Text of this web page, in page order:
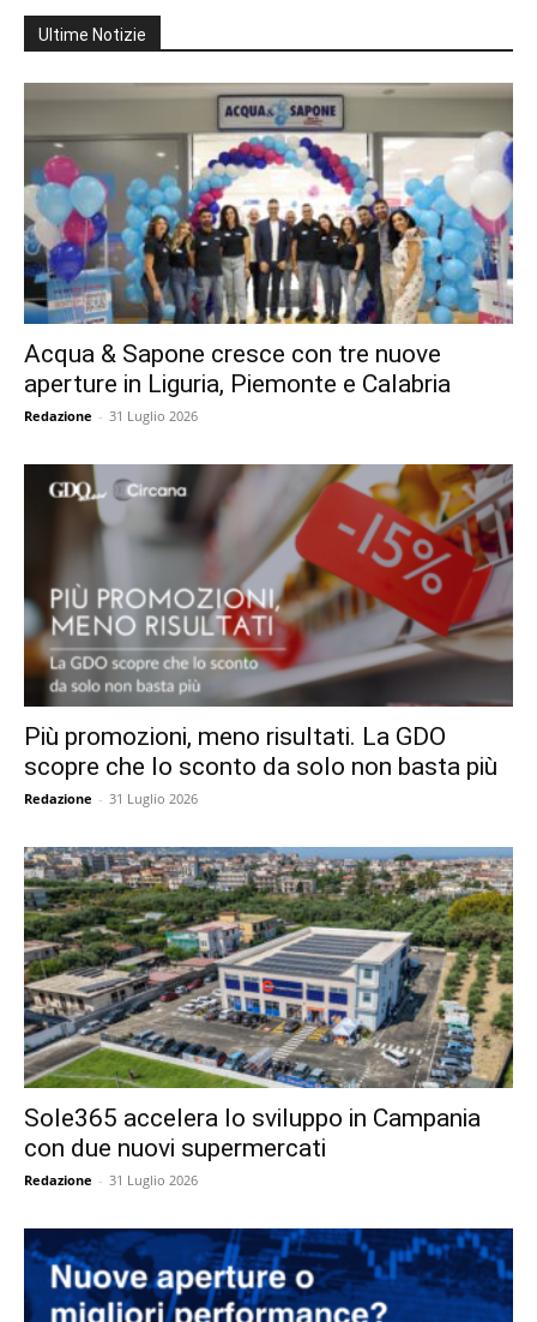
Ultime Notizie
Acqua & Sapone cresce con tre nuove
aperture in Liguria, Piemonte e Calabria
Redazione - 31 Luglio 2026
Più promozioni, meno risultati. La GDO
scopre che lo sconto da solo non basta più
Redazione - 31 Luglio 2026
Sole365 accelera lo sviluppo in Campania
con due nuovi supermercati
Redazione - 31 Luglio 2026